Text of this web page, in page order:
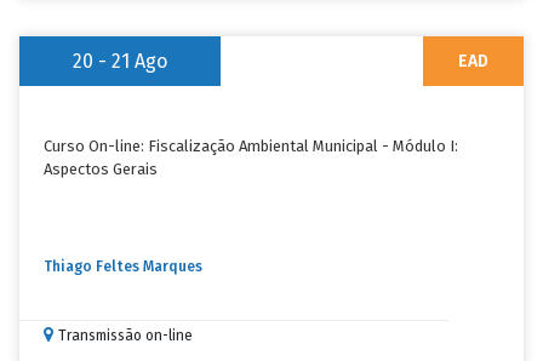
20 - 21Ago EAD
Curso On-line: Fiscalização Ambiental Municipal - Módulo I:
Aspectos Gerais
Thiago Feltes Marques
Transmissão on-line